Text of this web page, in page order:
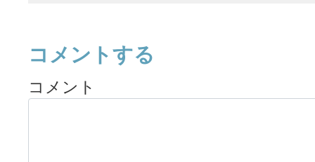
コメントする
コメント